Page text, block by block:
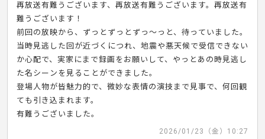
再放送有難うございます、再放送有難うございます。再放送有
難うございます！
前回の放映から、ずっとずっとずっ〜っと、待っていました。
当時見逃した回が近づくにつれ、地震や悪天候で受信できない
か心配で、実家にまで録画をお願いして、やっとあの時見逃し
た名シーンを見ることができました。
登場人物が皆魅力的で、微妙な表情の演技まで見事で、何回観
ても引き込まれます。
有難うございました。
2026/01/23（金）10:27